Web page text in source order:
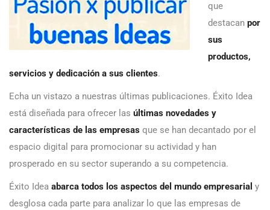
que
destacan por
sus
productos,
servicios y dedicación a sus clientes.
Echa un vistazo a nuestras últimas publicaciones. Éxito Idea
está diseñada para ofrecer las últimas novedades y
características de las empresas que se han decantado por el
espacio digital para promocionar su actividad y han
prosperado en su sector superando a su competencia.
Éxito Idea abarca todos los aspectos del mundo empresarial y
desglosa cada parte para analizar lo que las empresas de